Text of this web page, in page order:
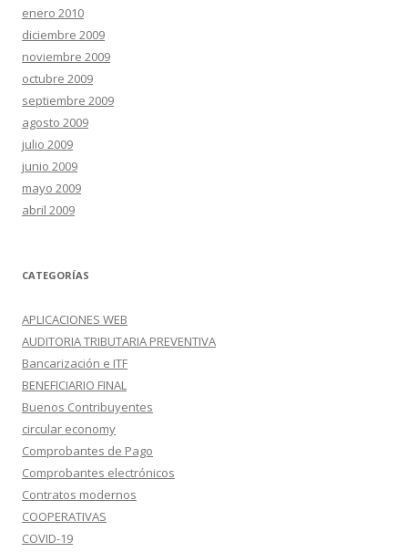
enero 2010
diciembre 2009
noviembre 2009
octubre 2009
septiembre 2009
agosto 2009
julio 2009
junio 2009
mayo 2009
abril 2009
CATEGORÍAS
APLICACIONES WEB
AUDITORIA TRIBUTARIA PREVENTIVA
Bancarización e ITF
BENEFICIARIO FINAL
Buenos Contribuyentes
circular economy
Comprobantes de Pago
Comprobantes electrónicos
Contratos modernos
COOPERATIVAS
COVID-19